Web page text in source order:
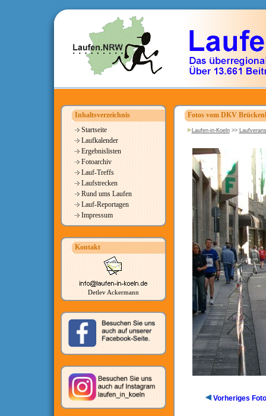
Inhaltsverzeichnis
Startseite
Laufkalender
Ergebnislisten
Fotoarchiv
Lauf-Treffs
Laufstrecken
Rund ums Laufen
Lauf-Reportagen
Impressum
Kontakt
Detlev Ackermann
Fotos vom DKV
Laufen-in-Koeln>>
Vorheriges Foto